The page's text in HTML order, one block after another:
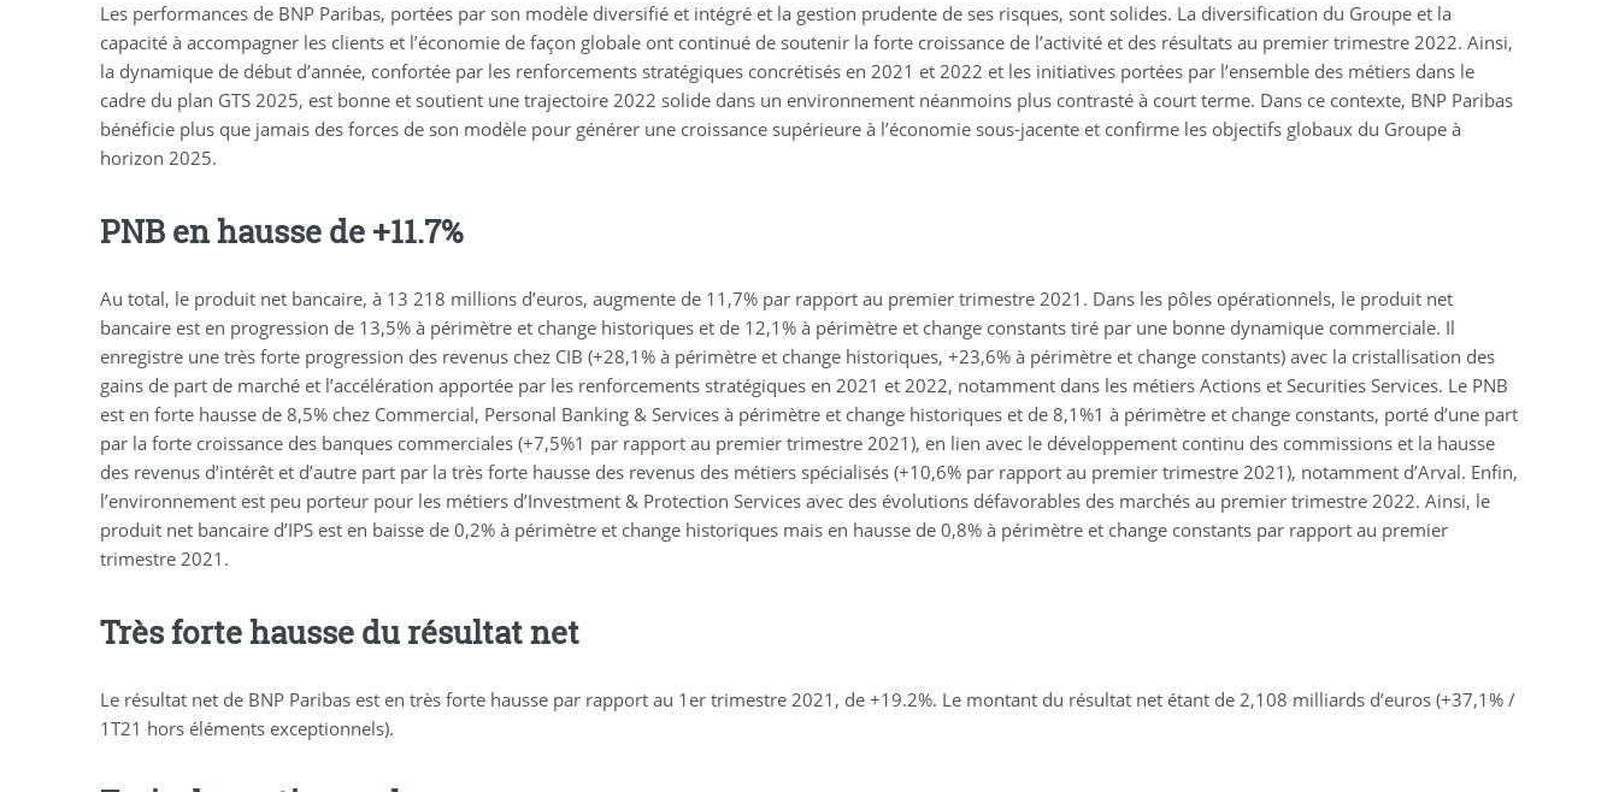
Les performances de BNP Paribas, portées par son modèle diversifié et intégré et la gestion prudente de ses risques, sont solides. La diversification du Groupe et la
capacité à accompagner les clients et l’économie de façon globale ont continué de soutenir la forte croissance de l’activité et des résultats au premier trimestre 2022. Ainsi,
la dynamique de début d’année, confortée par les renforcements stratégiques concrétisés en 2021 et 2022 et les initiatives portées par l’ensemble des métiers dans le
cadre du plan GTS 2025, est bonne et soutient une trajectoire 2022 solide dans un environnement néanmoins plus contrasté à court terme. Dans ce contexte, BNP Paribas
bénéficie plus que jamais des forces de son modèle pour générer une croissance supérieure à l’économie sous-jacente et confirme les objectifs globaux du Groupe à
horizon 2025.
PNB en hausse de +11.7%
Au total, le produit net bancaire, à 13 218 millions d’euros, augmente de 11,7% par rapport au premier trimestre 2021. Dans les pôles opérationnels, le produit net
bancaire est en progression de 13,5% à périmètre et change historiques et de 12,1% à périmètre et change constants tiré par une bonne dynamique commerciale. Il
enregistre une très forte progression des revenus chez CIB (+28,1% à périmètre et change historiques, +23,6% à périmètre et change constants) avec la cristallisation des
gains de part de marché et l’accélération apportée par les renforcements stratégiques en 2021 et 2022, notamment dans les métiers Actions et Securities Services. Le PNB
est en forte hausse de 8,5% chez Commercial, Personal Banking & Services à périmètre et change historiques et de 8,1%1 à périmètre et change constants, porté d’une part
par la forte croissance des banques commerciales (+7,5%1 par rapport au premier trimestre 2021), en lien avec le développement continu des commissions et la hausse
des revenus d’intérêt et d’autre part par la très forte hausse des revenus des métiers spécialisés (+10,6% par rapport au premier trimestre 2021), notamment d’Arval. Enfin,
l’environnement est peu porteur pour les métiers d’Investment & Protection Services avec des évolutions défavorables des marchés au premier trimestre 2022. Ainsi, le
produit net bancaire d’IPS est en baisse de 0,2% à périmètre et change historiques mais en hausse de 0,8% à périmètre et change constants par rapport au premier
trimestre 2021.
Très forte hausse du résultat net
Le résultat net de BNP Paribas est en très forte hausse par rapport au 1er trimestre 2021, de +19.2%. Le montant du résultat net étant de 2,108 milliards d’euros (+37,1% /
1T21 hors éléments exceptionnels).